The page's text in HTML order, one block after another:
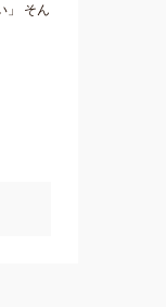
」 そん